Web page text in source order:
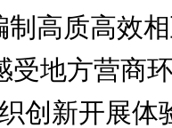
制高质高效
受地方营商
创新开展体